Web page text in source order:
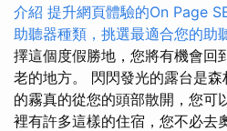
介紹 提升網頁體驗的On Page
助聽器種類，挑選最適合您的助
擇這個度假勝地，您將有機會回
老的地方。 閃閃發光的露台是
的霧真的從您的頭部散開，您可
裡有許多這樣的住宿，您不必去